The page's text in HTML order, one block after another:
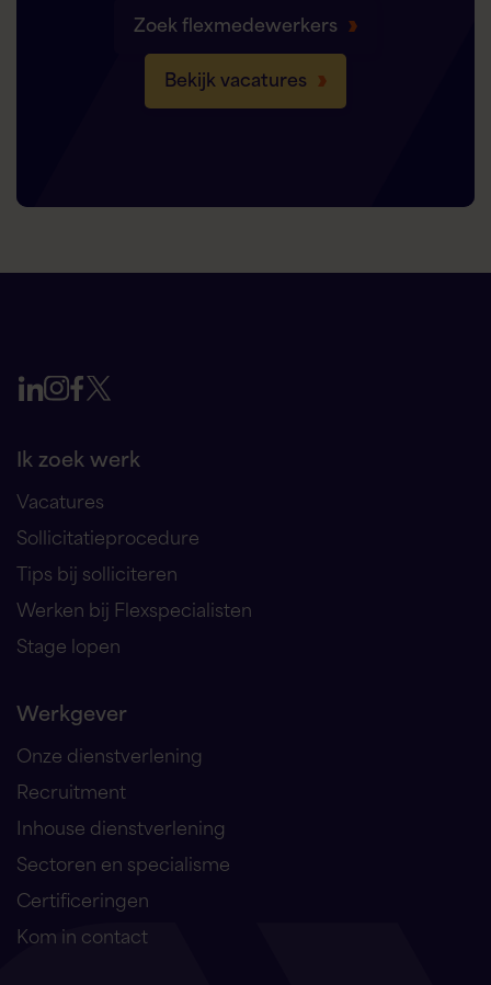
Zoek flexmedewerkers
Bekijk vacatures
Ik zoek werk
Vacatures
Sollicitatieprocedure
Tips bij solliciteren
Werken bij Flexspecialisten
Stage lopen
Werkgever
Onze dienstverlening
Recruitment
Inhouse dienstverlening
Sectoren en specialisme
Certificeringen
Kom in contact